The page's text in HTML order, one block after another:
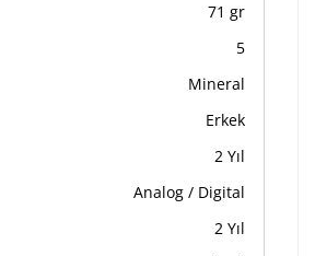
71 gr
5
Mineral
Erkek
2 Yıl
Analog / Digital
2 Yıl